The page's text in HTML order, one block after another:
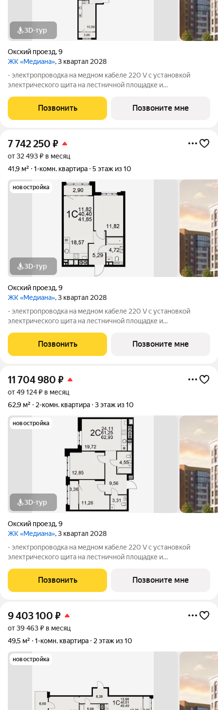
3D-тур
Окский проезд,9
ЖК «Медиана», 3 квартал 2028
- электропроводка на медном кабеле 220 V с установкой
электрического щита на лестничной площадке и
стен, кроме стен лоджий, откосов дверных и оконных
проемов, ниш прохождения стояков
Позвонить Позвоните мне
7 742 250 ₽
от 32 493 ₽ в месяц
41,9 м²
1-комн. квартира 5 этаж из 10
новостройка
3D-тур
Окский проезд,9
ЖК «Медиана», 3 квартал 2028
- электропроводка на медном кабеле 220 V с установкой
электрического щита на лестничной площадке и
стен, кроме стен лоджий, откосов дверных и оконных
проемов, ниш прохождения стояков
Позвонить Позвоните мне
11 704 980 ₽
от 49 124 ₽ в месяц
62,9 м²
2-комн. квартира 3 этаж из 10
новостройка
3D-тур
Окский проезд,9
ЖК «Медиана», 3 квартал 2028
- электропроводка на медном кабеле 220 V с установкой
электрического щита на лестничной площадке и
стен, кроме стен лоджий, откосов дверных и оконных
проемов, ниш прохождения стояков
Позвонить Позвоните мне
9 403 100 ₽
от 39 463 ₽ в месяц
49,5 м²
1-комн. квартира 2 этаж из 10
новостройка